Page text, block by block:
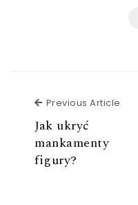
Previous Article
Jak ukryć
mankamenty
figury?